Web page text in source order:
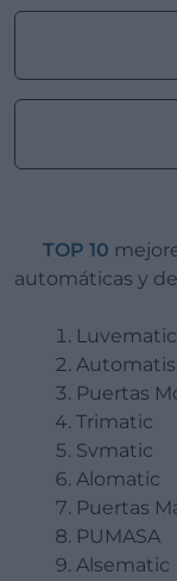
TOP 10
automáticas y
Luvematic
Puertas
Trimatic
Svmatic
Alomatic
Puertas
PUMASA
Alsematic